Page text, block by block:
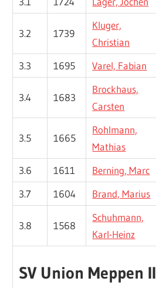
3.2 1739
Kluger,
Christian
3.3
1695 Varel, Fabian
3.4 1683
Brockhaus,
Carsten
3.5 1665
Rohlmann,
Mathias
3.6
1611
Berning, Marc
3.7
1604 Brand, Marius
3.8 1568
Schuhmann,
Karl-Heinz
SV Union Meppen II